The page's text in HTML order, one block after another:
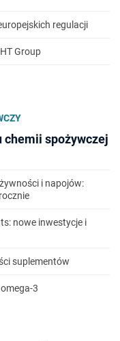
regulacji
Group
chemii spożywczej
i napojów:
nowe inwestycje i
suplementów
3